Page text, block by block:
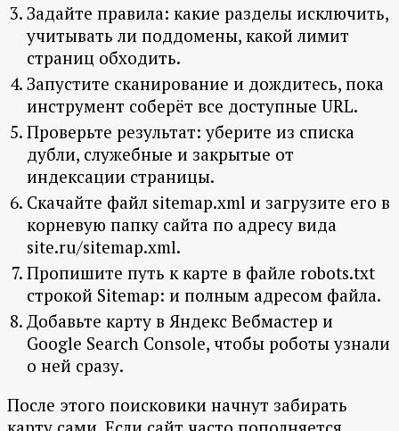
Задайте правила: какие разделы исключить,
учитывать ли поддомены, какой лимит
страниц обходить.
Запустите сканирование и дождитесь, пока
инструмент соберёт все доступные URL.
Проверьте результат: уберите из списка
дубли, служебные и закрытые от
индексации страницы.
Скачайте файл sitemap.xml и загрузите его в
корневую папку сайта по адресу вида
site.ru/sitemap.xml.
Пропишите путь к карте в файле robots.txt
строкой Sitemap: и полным адресом файла.
Добавьте карту в Яндекс Вебмастер и
Google Search Console, чтобы роботы узнали
о ней сразу.
После этого поисковики начнут забирать